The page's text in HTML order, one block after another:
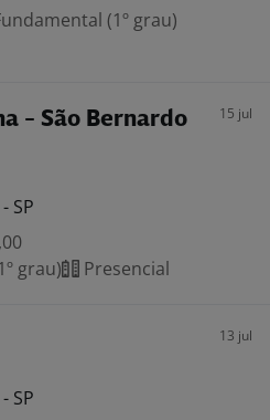
(1º grau)
- São Bernardo
15 jul
SP
grau)
Presencial
13 jul
SP